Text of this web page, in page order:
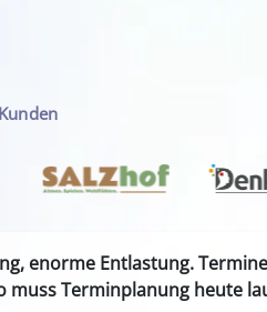
enorme Entlastung.
muss Terminplanung heute